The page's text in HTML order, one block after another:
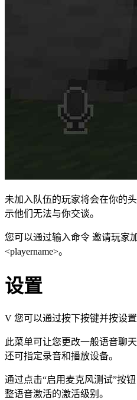
未加入队伍的玩家将会在你的
示他们无法与你交谈。
您可以通过输入命令 邀请玩家
<playername>。
设置
V 您可以通过按下按键并按设
此菜单可让您更改一般语音聊
还可指定录音和播放设备。
通过点击“启用麦克风测试”按
整语音激活的激活级别。